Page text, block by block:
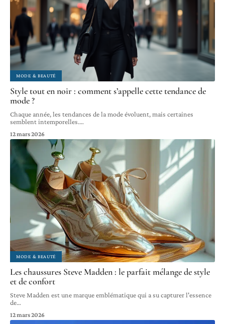
MODE & BEAUTÉ
Style tout en noir : comment s’appelle cette tendance de
mode ?
Chaque année, les tendances de la mode évoluent, mais certaines
semblent intemporelles.…
12 mars 2026
MODE & BEAUTÉ
Les chaussures Steve Madden : le parfait mélange de style
et de confort
Steve Madden est une marque emblématique qui a su capturer l'essence
de…
12 mars 2026